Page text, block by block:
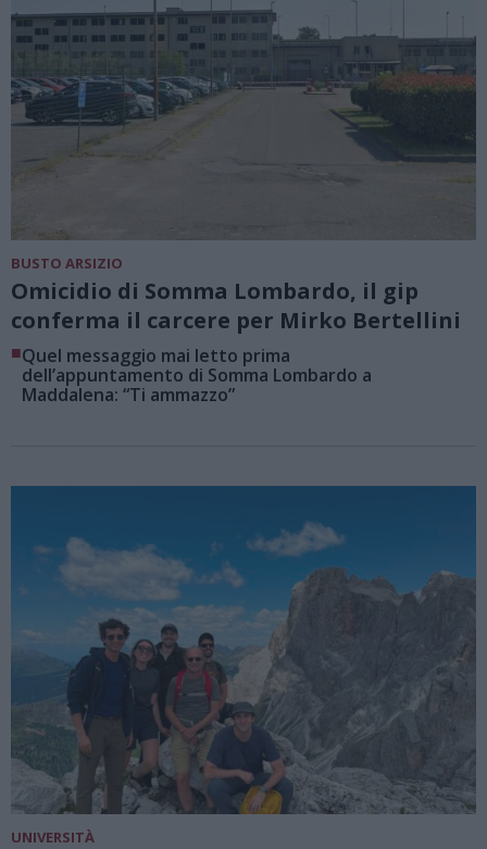
BUSTO ARSIZIO
Omicidio di Somma Lombardo, il gip
conferma il carcere per Mirko Bertellini
■Quel messaggio mai letto prima
dell’appuntamento di Somma Lombardo a
Maddalena: “Ti ammazzo”
UNIVERSITÀ